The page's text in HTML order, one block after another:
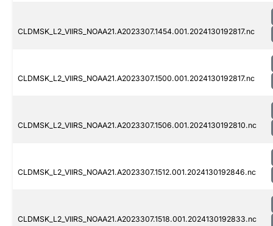
CLDMSK_L2_VIIRS_NOAA21.A2023307.1454.001.2024130192817.nc
CLDMSK_L2_VIIRS_NOAA21.A2023307.1500.001.2024130192817.nc
CLDMSK_L2_VIIRS_NOAA21.A2023307.1506.001.2024130192810.nc
CLDMSK_L2_VIIRS_NOAA21.A2023307.1512.001.2024130192846.nc
CLDMSK_L2_VIIRS_NOAA21.A2023307.1518.001.2024130192833.nc